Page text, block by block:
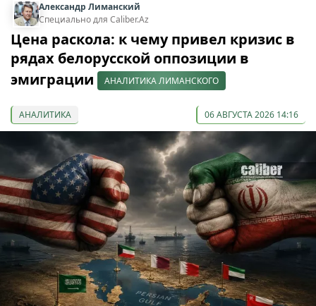
Александр Лиманский
Специально для Caliber.Az
Цена раскола: к чему привел кризис в
рядах белорусской оппозиции в
эмиграции
АНАЛИТИКА ЛИМАНСКОГО
АНАЛИТИКА 06 АВГУСТА 2026 14:16